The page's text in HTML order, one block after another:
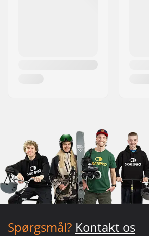
Spørgsmål? Kontakt os